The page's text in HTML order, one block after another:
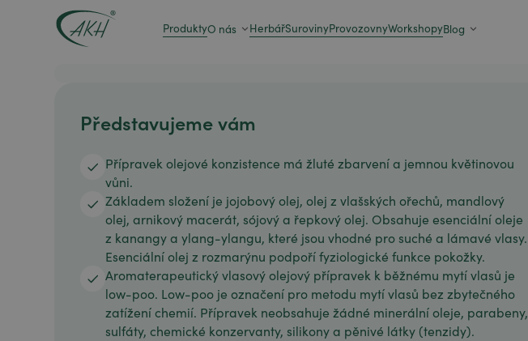
ProduktyO nás HerbářSurovinyProvozovnyWorkshopyBlog
Představujeme vám
Přípravek olejové konzistence má žluté zbarvení a jemnou květinovou
vůni.
Základem složení je jojobový olej, olej z vlašských ořechů, mandlový
olej, arnikový macerát, sójový a řepkový olej. Obsahuje esenciální oleje
z kanangy a ylang-ylangu, které jsou vhodné pro suché a lámavé vlasy.
Esenciální olej z rozmarýnu podpoří fyziologické funkce pokožky.
Aromaterapeutický vlasový olejový přípravek k běžnému mytí vlasů je
low-poo. Low-poo je označení pro metodu mytí vlasů bez zbytečného
zatížení chemií. Přípravek neobsahuje žádné minerální oleje, parabeny,
sulfáty, chemické konzervanty, silikony a pěnivé látky (tenzidy).